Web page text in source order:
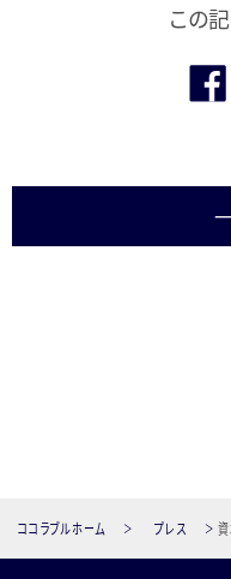
この
ココラブルホーム プレス